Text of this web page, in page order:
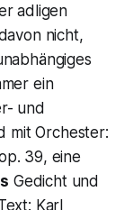
adligen
nicht,
ein
und
mit Orchester:
39, eine
Gedicht und
Karl